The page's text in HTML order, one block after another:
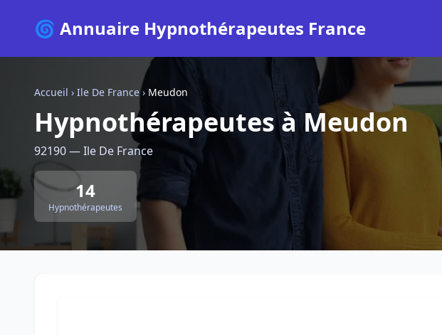
🌀 Annuaire Hypnothérapeutes France
Accueil › Ile De France› Meudon
Hypnothérapeutes à Meudon
92190 — Ile De France
14
Hypnothérapeutes